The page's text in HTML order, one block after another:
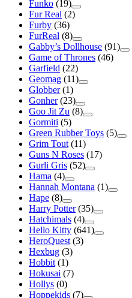
Funko (19)
Fur Real (2)
Furby (36)
FurReal (8)
Gabby’s Dollhouse (91)
Game of Thrones (46)
Garfield (22)
Geomag (11)
Globber (1)
Gonher (23)
Goo Jit Zu (8)
Gormiti (5)
Green Rubber Toys (5)
Grim Tout (11)
Guns N Roses (17)
Gurli Gris (52)
Hama (4)
Hannah Montana (1)
Hape (8)
Harry Potter (35)
Hatchimals (4)
Hello Kitty (641)
HeroQuest (3)
Hexbug (3)
Hobbit (1)
Hokusai (7)
Hollys (0)
Hoppekids (7)